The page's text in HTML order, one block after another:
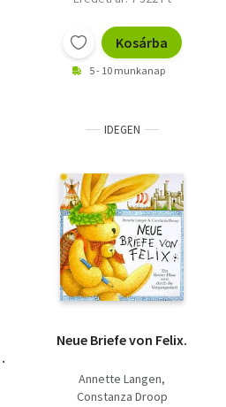
Kosárba
5 - 10 munkanap
IDEGEN
Neue Briefe von Felix.
Annette Langen
Constanza Droop